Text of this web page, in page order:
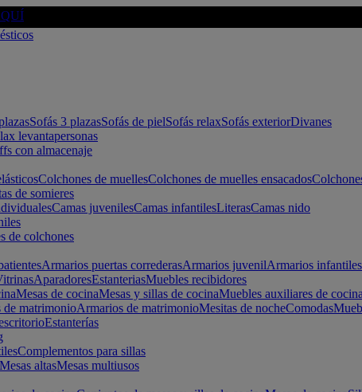
Sofás 3 plazasSofás de pielSofás relaxSofás exteriorDivanes
levantapersonas
con almacenaje
Colchones de muellesColchones de muelles ensacados
de somieres
Camas juvenilesCamas infantilesLiterasCamas nido
de colchones
Armarios puertas correderasArmarios juvenilArmarios infantiles
AparadoresEstanteriasMuebles recibidores
Mesas de cocinaMesas y sillas de cocinaMuebles auxiliares de cocina
de matrimonioArmarios de matrimonioMesitas de nocheComodas
Estanterías
Complementos para sillas
Mesas altasMesas multiusos